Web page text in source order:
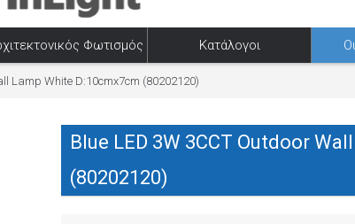
Φωτισμός Κατάλογοι
Lamp White D:10cmx7cm (80202120)
Blue LED 3W 3CCT Outdoor
(80202120)